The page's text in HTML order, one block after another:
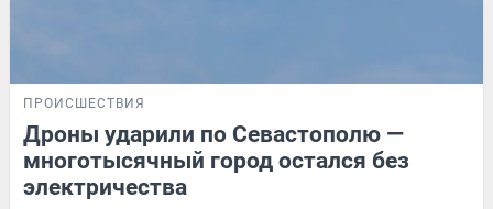
ПРОИСШЕСТВИЯ
Дроны ударили по Севастополю —
многотысячный город остался без
электричества